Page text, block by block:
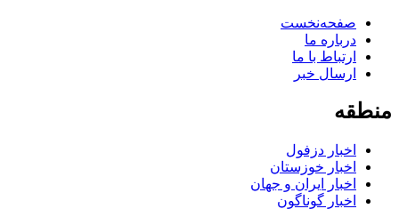
صفحه‌نخست
درباره ما
ارتباط با ما
ارسال خبر
اخبار دزفول
اخبار خوزستان
اخبار ایران و جهان
اخبار گوناگون